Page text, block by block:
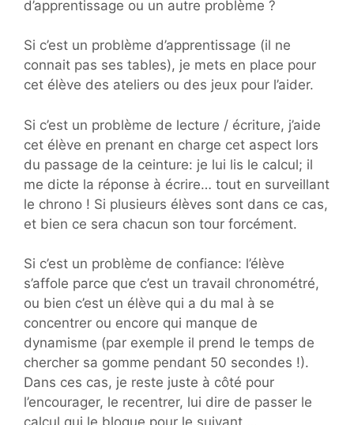
d’apprentissage ou un autre problème ?
Si c’est un problème d’apprentissage (il ne
connait pas ses tables), je mets en place pour
cet élève des ateliers ou des jeux pour l’aider.
Si c’est un problème de lecture / écriture, j’aide
cet élève en prenant en charge cet aspect lors
du passage de la ceinture: je lui lis le calcul; il
me dicte la réponse à écrire… tout en surveillant
le chrono ! Si plusieurs élèves sont dans ce cas,
et bien ce sera chacun son tour forcément.
Si c’est un problème de confiance: l’élève
s’affole parce que c’est un travail chronométré,
ou bien c’est un élève qui a du mal à se
concentrer ou encore qui manque de
dynamisme (par exemple il prend le temps de
chercher sa gomme pendant 50 secondes !).
Dans ces cas, je reste juste à côté pour
l’encourager, le recentrer, lui dire de passer le